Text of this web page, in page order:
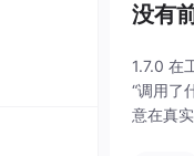
没有
1.7.0 在
“调用了
意在真